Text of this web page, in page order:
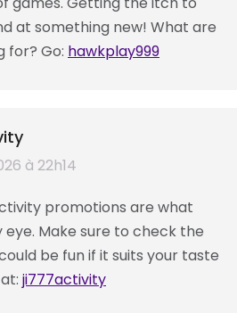
at something new! What are
for? Go: hawkplay999
à 22h14
promotions are what
Make sure to check the
be fun if it suits your taste
ji777activity